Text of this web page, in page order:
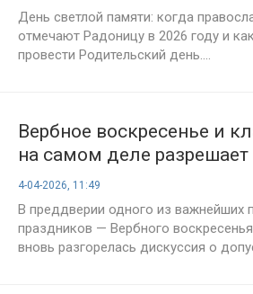
День светлой памяти: когда
отмечают Радоницу в 2026 году и
провести Родительский день....
Вербное воскресенье и
на самом деле
разъяснение
4-04-2026, 11:49
В преддверии одного из важнейших
праздников — Вербного
вновь разгорелась дискуссия о